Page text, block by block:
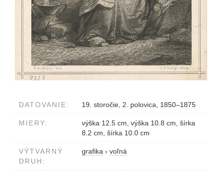
DATOVANIE: 19. storočie, 2. polovica, 1850–1875
MIERY:
výška 12.5 cm, výška 10.8 cm, šírka
8.2 cm, šírka 10.0 cm
VÝTVARNÝ
DRUH:
grafika › voľná